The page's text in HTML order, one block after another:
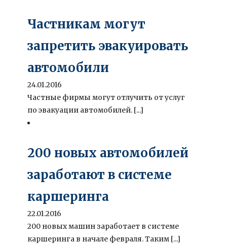
Частникам могут
запретить эвакуировать
автомобили
24.01.2016
Частные фирмы могут отлучить от услуг
по эвакуации автомобилей. [...]
200 новых автомобилей
заработают в системе
каршеринга
22.01.2016
200 новых машин заработает в системе
каршеринга в начале февраля. Таким [...]